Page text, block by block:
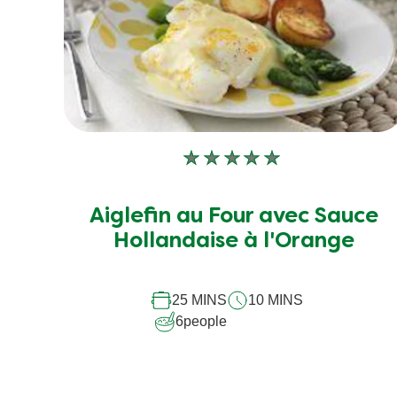
448
notes.
Aucune
soumise
pour
Aiglefin au Four avec Sauce
Hollandaise à l'Orange
25 MINS
10 MINS
6people